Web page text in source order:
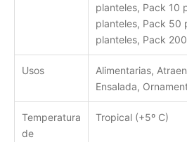
planteles, Pack 10
planteles, Pack 50
planteles, Pack
Usos
Alimentarias,
Ensalada,
Temperatura
de
Tropical (+5º C)